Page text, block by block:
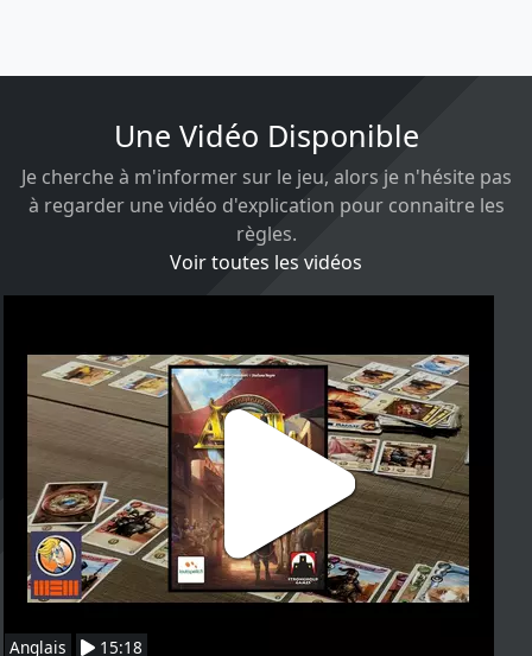
Une Vidéo Disponible
Je cherche à m'informer sur le jeu, alors je n'hésite pas
à regarder une vidéo d'explication pour connaitre les
règles.
Voir toutes les vidéos
Anglais 15:18